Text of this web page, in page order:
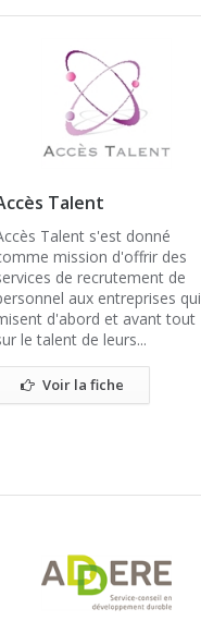
Talent
Talent s'est donné
mission d'offrir des
de recrutement de
aux entreprises qui
d'abord et avant tout
le talent de leurs...
Voir la fiche